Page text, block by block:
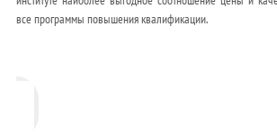
все программы повышения квалификации.